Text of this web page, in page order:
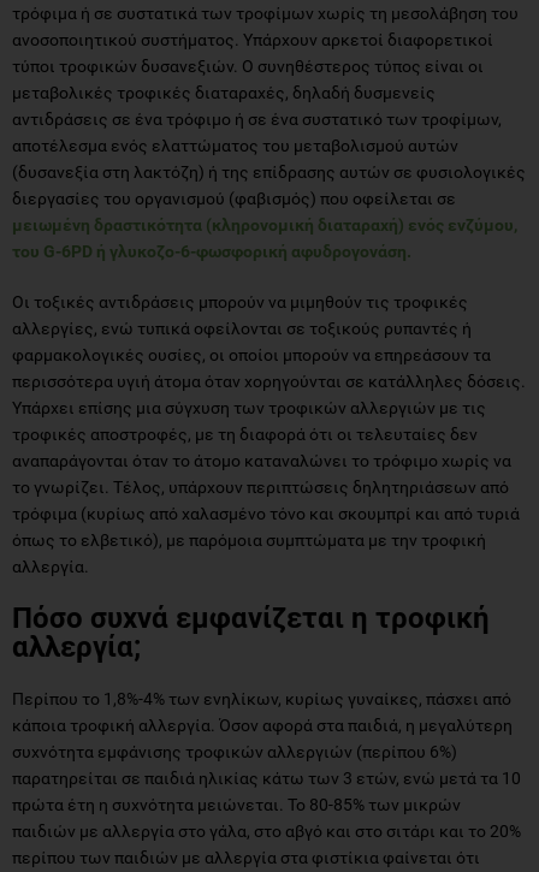
τρόφιμα ή σε συστατικά των τροφίμων χωρίς τη μεσολάβηση του
ανοσοποιητικού συστήματος. Υπάρχουν αρκετοί διαφορετικοί
τύποι τροφικών δυσανεξιών. Ο συνηθέστερος τύπος είναι οι
μεταβολικές τροφικές διαταραχές, δηλαδή δυσμενείς
αντιδράσεις σε ένα τρόφιμο ή σε ένα συστατικό των τροφίμων,
αποτέλεσμα ενός ελαττώματος του μεταβολισμού αυτών
(δυσανεξία στη λακτόζη) ή της επίδρασης αυτών σε φυσιολογικές
διεργασίες του οργανισμού (φαβισμός) που οφείλεται σε
μειωμένη δραστικότητα (κληρονομική διαταραχή) ενός ενζύμου,
του G-6PD ή γλυκοζο-6-φωσφορική αφυδρογονάση.
Οι τοξικές αντιδράσεις μπορούν να μιμηθούν τις τροφικές
αλλεργίες, ενώ τυπικά οφείλονται σε τοξικούς ρυπαντές ή
φαρμακολογικές ουσίες, οι οποίοι μπορούν να επηρεάσουν τα
περισσότερα υγιή άτομα όταν χορηγούνται σε κατάλληλες δόσεις.
Υπάρχει επίσης μια σύγχυση των τροφικών αλλεργιών με τις
τροφικές αποστροφές, με τη διαφορά ότι οι τελευταίες δεν
αναπαράγονται όταν το άτομο καταναλώνει το τρόφιμο χωρίς να
το γνωρίζει. Τέλος, υπάρχουν περιπτώσεις δηλητηριάσεων από
τρόφιμα (κυρίως από χαλασμένο τόνο και σκουμπρί και από τυριά
όπως το ελβετικό), με παρόμοια συμπτώματα με την τροφική
αλλεργία.
Πόσο συχνά εμφανίζεται η τροφική
αλλεργία;
Περίπου το 1,8%-4% των ενηλίκων, κυρίως γυναίκες, πάσχει από
κάποια τροφική αλλεργία. Όσον αφορά στα παιδιά, η μεγαλύτερη
συχνότητα εμφάνισης τροφικών αλλεργιών (περίπου 6%)
παρατηρείται σε παιδιά ηλικίας κάτω των 3 ετών, ενώ μετά τα 10
πρώτα έτη η συχνότητα μειώνεται. Το 80-85% των μικρών
παιδιών με αλλεργία στο γάλα, στο αβγό και στο σιτάρι και το 20%
περίπου των παιδιών με αλλεργία στα φιστίκια φαίνεται ότι